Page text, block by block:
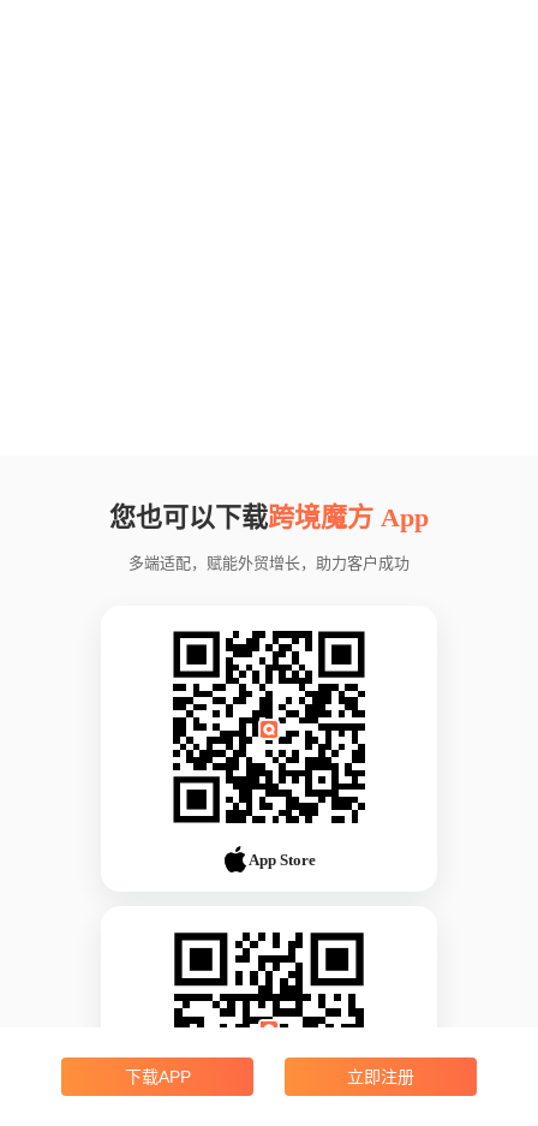
您也可以下载跨境魔方 App
多端适配，赋能外贸增长，助力客户成功
App Store
下载APP 立即注册